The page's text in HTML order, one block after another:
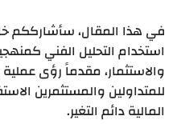
في هذا المقال، سأشارككم
استخدام التحليل الفني
والاستثمار، مقدماً رؤى
للمتداولين والمستثمرين
المالية دائم التغير.